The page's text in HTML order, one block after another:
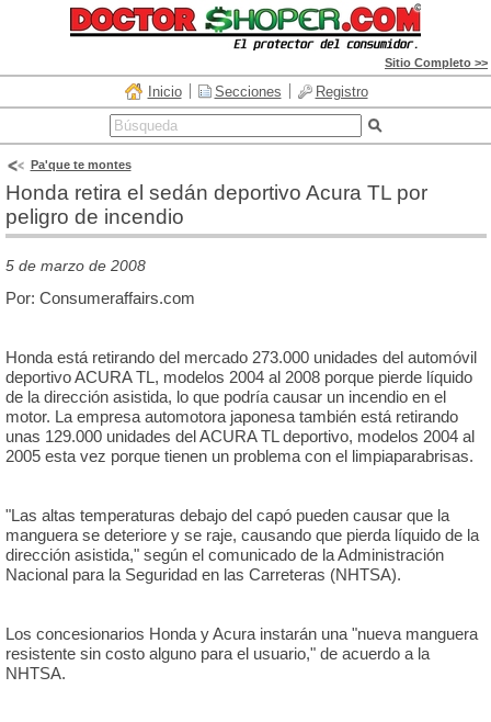
Sitio Completo >>
Inicio Secciones Registro
Pa'que te montes
Honda retira el sedán deportivo Acura TL por
peligro de incendio
5 de marzo de 2008
Por: Consumeraffairs.com
Honda está retirando del mercado 273.000 unidades del automóvil
deportivo ACURA TL, modelos 2004 al 2008 porque pierde líquido
de la dirección asistida, lo que podría causar un incendio en el
motor. La empresa automotora japonesa también está retirando
unas 129.000 unidades del ACURA TL deportivo, modelos 2004 al
2005 esta vez porque tienen un problema con el limpiaparabrisas.
"Las altas temperaturas debajo del capó pueden causar que la
manguera se deteriore y se raje, causando que pierda líquido de la
dirección asistida," según el comunicado de la Administración
Nacional para la Seguridad en las Carreteras (NHTSA).
Los concesionarios Honda y Acura instarán una "nueva manguera
resistente sin costo alguno para el usuario," de acuerdo a la
NHTSA.